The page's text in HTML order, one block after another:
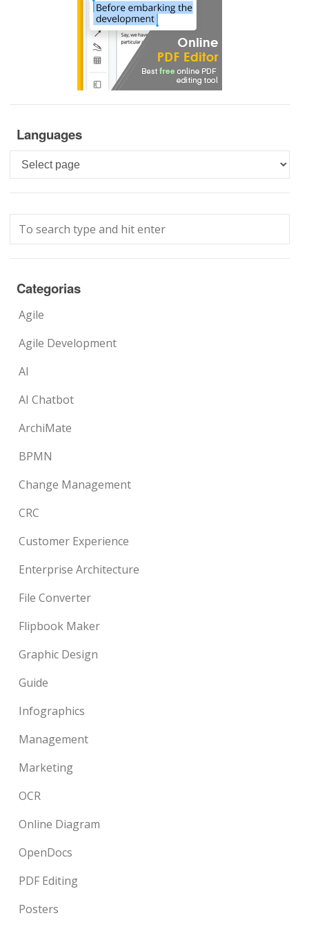
Languages
Languages
Categorias
Agile
Agile Development
AI
AI Chatbot
ArchiMate
BPMN
Change Management
CRC
Customer Experience
Enterprise Architecture
File Converter
Flipbook Maker
Graphic Design
Guide
Infographics
Management
Marketing
OCR
Online Diagram
OpenDocs
PDF Editing
Posters